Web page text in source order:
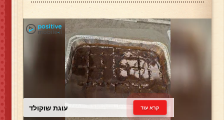
עוגת שוקולד קרא עוד